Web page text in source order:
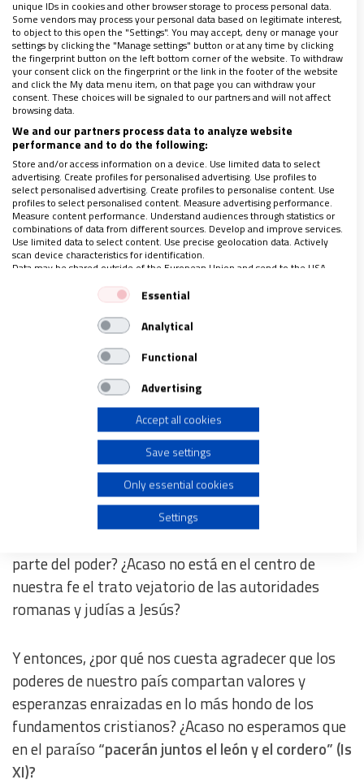
Si lamentamos que, en tantos lugares del mundo, y
en tantas ocasiones, no llegue la esperanza del
evangelio a las gentes,¿por qué nos cuesta vivir con
gratitud que el vicario de Cristo sea recibido con
todos los honores?¿Por qué es hombre? ¿Por qué es
jefe de Estado? ¿Por qué no afronta algunos
problemas internos de la Iglesia como me gustaría?
¿Por el coste de este viaje? ¿Por qué se codea con las
autoridades?
León XIV y Felipe VI en la ceremonia de bienvenida. Foto: EFE
Siguiendo en clave pascual:¿cuántas veces hemos
contemplado con dolor martirios de hermanos en la
¿cuántas veces no hemos sufrido con impotente
parte del poder? ¿Acaso no está en el centro de
nuestra fe el trato vejatorio de las autoridades
romanas y judías a Jesús?
Y entonces, ¿por qué nos cuesta agradecer que los
poderes de nuestro país compartan valores y
esperanzas enraizadas en lo más hondo de los
fundamentos cristianos? ¿Acaso no esperamos que
en el paraíso “pacerán juntos el león y el cordero” (Is
XI)?
unique IDs in cookies and other browser storage to process personal data.
Some vendors may process your personal data based on legitimate interest,
to object to this open the "Settings". You may accept, deny or manage your
settings by clicking the "Manage settings" button or at any time by clicking
the fingerprint button on the left bottom corner of the website. To withdraw
your consent click on the fingerprint or the link in the footer of the website
and click the My data menu item, on that page you can withdraw your
consent. These choices will be signaled to our partners and will not affect
browsing data.
We and our partners process data to analyze website
performance and to do the following:
Store and/or access information on a device. Use limited data to select
advertising. Create profiles for personalised advertising. Use profiles to
select personalised advertising. Create profiles to personalise content. Use
profiles to select personalised content. Measure advertising performance.
Measure content performance. Understand audiences through statistics or
combinations of data from different sources. Develop and improve services.
Use limited data to select content. Use precise geolocation data. Actively
scan device characteristics for identification.
Data may be shared outside of the European Union and send to the USA.
Your consent and the cookie policy applies solely to this website/app.
View Partner List (1 IAB Vendors)
We use your data for the following purposes:
IAB processing purposes:
Use limited data to select advertising
Create profiles for personalised advertising
Use profiles to select personalised advertising
Create profiles to personalise content
Use profiles to select personalised content
Measure advertising performance
Measure content performance
Understand audiences through statistics or combinations
of data from different sources
Essential
Analytical
Functional
Advertising
Accept all cookies
Save settings
Only essential cookies
Settings